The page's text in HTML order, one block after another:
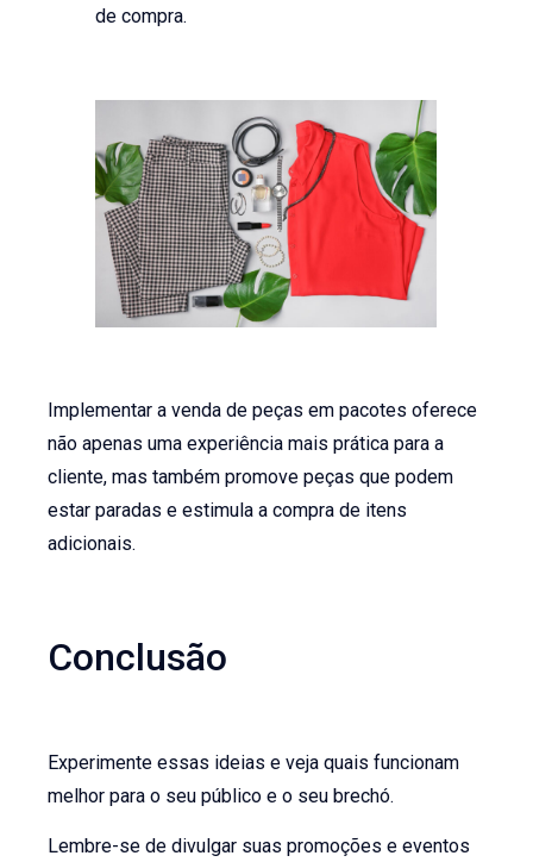
de compra.
Implementar a venda de peças em pacotes oferece
não apenas uma experiência mais prática para a
cliente, mas também promove peças que podem
estar paradas e estimula a compra de itens
adicionais.
Conclusão
Experimente essas ideias e veja quais funcionam
melhor para o seu público e o seu brechó.
Lembre-se de divulgar suas promoções e eventos